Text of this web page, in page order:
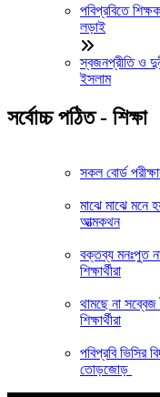
পবিপ্রবিতে
লড়াই
স্বজনপ্রীতি ও
ইসলাম
সর্বোচ্চ পঠিত - শিক্ষা
সকল বোর্ড
মাঝে মাঝে মনে
আত্মকথন
বক্তব্য মনঃপুত
শিক্ষার্থীরা
থামছে না সব্বেজ
শিক্ষার্থীরা
পবিপ্রবি ভিসির
তোড়জোড়